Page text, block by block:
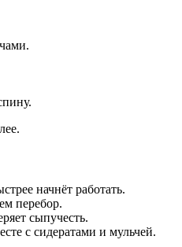
начнёт работать.
перебор.
сыпучесть.
с сидератами и мульчей.